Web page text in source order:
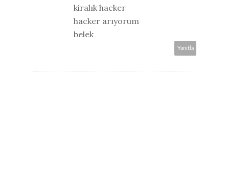
kiralık hacker
hacker arıyorum
belek
Yanıtla